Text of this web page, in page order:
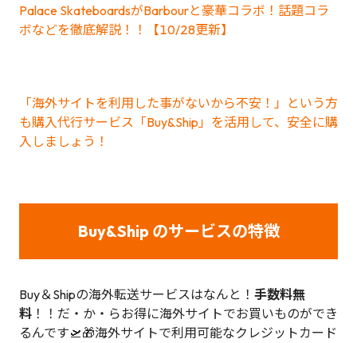
Palace SkateboardsがBarbourと豪華コラボ！話題コラ
ボなどを徹底解説！！【10/28更新】
「海外サイトを利用した事がないから不安！」という方
も購入代行サービス「Buy&Ship」を活用して、安全に購
入しましょう！
Buy&Ship のサービスの特徴
Buy＆Shipの海外転送サービスはなんと！ 手数料無
料 ！！だ・か・らお得に海外サイトでお買いものができ
るんです🛫🎁海外サイトで利用可能なクレジットカード